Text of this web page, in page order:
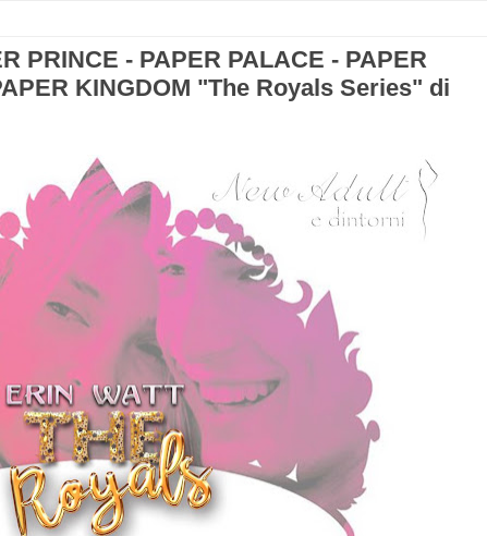
PRINCE - PAPER PALACE - PAPER
KINGDOM "The Royals Series" di